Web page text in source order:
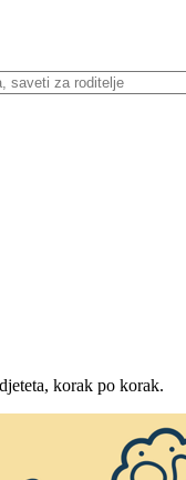
korak po korak.